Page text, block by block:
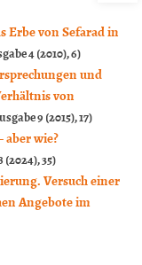
Erbe von Sefarad in
4 (2010), 6)
und
von
9 (2015), 17)
wie?
(2024), 35)
Versuch einer
Angebote im